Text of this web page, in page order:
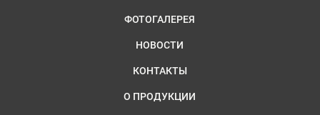
ФОТОГАЛЕРЕЯ
НОВОСТИ
КОНТАКТЫ
О ПРОДУКЦИИ